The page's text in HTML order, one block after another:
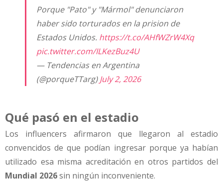
Porque "Pato" y "Mármol" denunciaron
haber sido torturados en la prision de
Estados Unidos. https://t.co/AHfWZrW4Xq
pic.twitter.com/ILKezBuz4U
— Tendencias en Argentina
(@porqueTTarg)July 2, 2026
Qué pasó en el estadio
Los influencers afirmaron que llegaron al estadio
convencidos de que podían ingresar porque ya habían
utilizado esa misma acreditación en otros partidos del
Mundial 2026sin ningún inconveniente.